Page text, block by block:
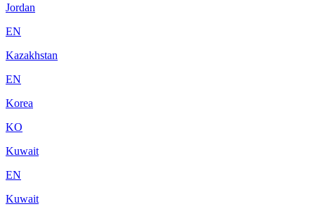
Jordan
EN
Kazakhstan
EN
Korea
KO
Kuwait
EN
Kuwait